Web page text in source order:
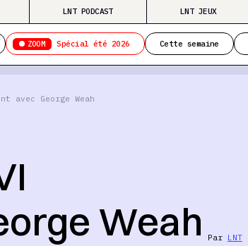
LNT PODCAST LNT JEUX
ZOOM Spécial été 2026 Cette semaine
avec George Weah
Weah
Par LNT